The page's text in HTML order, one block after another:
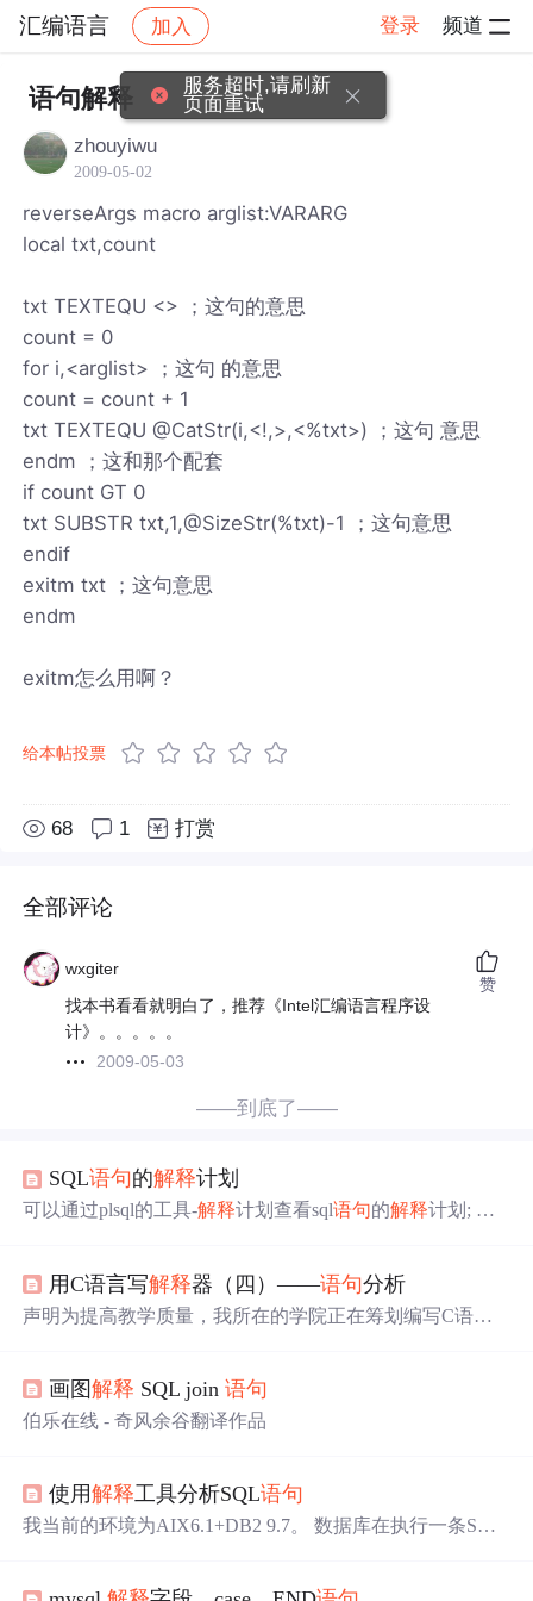
汇编语言 加入 登录 频道
社区 汇编语言 帖子详情
语句解释
zhouyiwu
2009-05-02
reverseArgs macro arglist:VARARG
local txt,count
txt TEXTEQU <> ；这句的意思
count = 0
for i,<arglist> ；这句 的意思
count = count + 1
txt TEXTEQU @CatStr(i,<!,>,<%txt>) ；这句 意思
endm ；这和那个配套
if count GT 0
txt SUBSTR txt,1,@SizeStr(%txt)-1 ；这句意思
endif
exitm txt ；这句意思
endm
exitm怎么用啊？
给本帖投票
68 1 打赏
全部评论
wxgiter
找本书看看就明白了，推荐《Intel汇编语言程序设
计》。。。。。
2009-05-03
赞
——到底了——
SQL语句的解释计划
可以通过plsql的工具-解释计划查看sql语句的解释计划; 一
用C语言写解释器（四）——语句分析
声明为提高教学质量，我所在的学院正在筹划编写C语言
刚学完C语言的学生（不要求有数据结构等其他知识），
所以行文比较罗嗦，请勿见怪。本人水平有限，如有描述
以称表达式求值是 解释器的核心部分，是
画图解释 SQL join语句
伯乐在线 - 奇风余谷翻译作品
使用解释工具分析SQL语句
我当前的环境为AIX6.1+DB2 9.7。 数据库在执行一条SQL
服务超时,请刷新
页面重试